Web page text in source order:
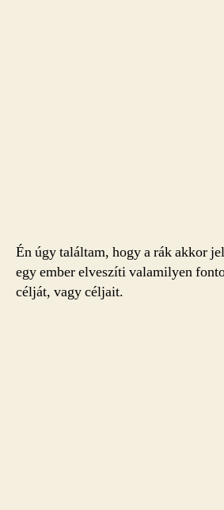
Én úgy találtam, hogy a rák akkor
egy ember elveszíti valamilyen
célját, vagy céljait.